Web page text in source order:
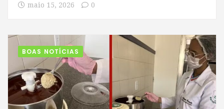
maio 15, 2026 0
BOAS NOTÍCIAS